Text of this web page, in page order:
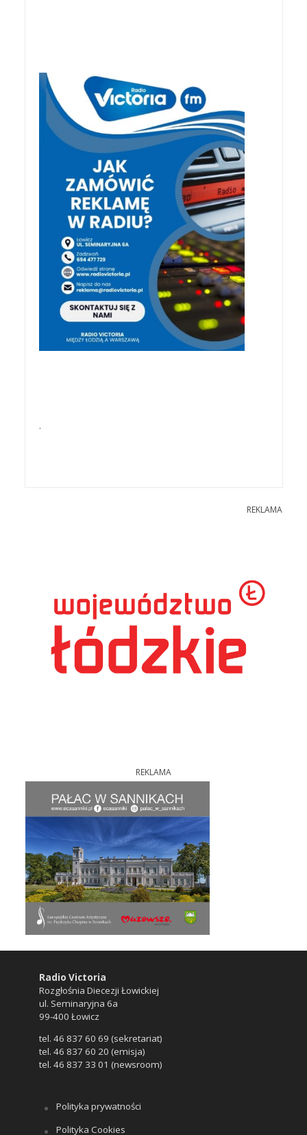
.
REKLAMA
REKLAMA
Radio Victoria
Rozgłośnia Diecezji Łowickiej
ul. Seminaryjna 6a
99-400 Łowicz
tel. 46 837 60 69 (sekretariat)
tel. 46 837 60 20 (emisja)
tel. 46 837 33 01 (newsroom)
Polityka prywatności
Polityka Cookies